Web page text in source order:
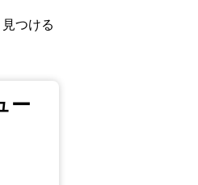
見つける
ー